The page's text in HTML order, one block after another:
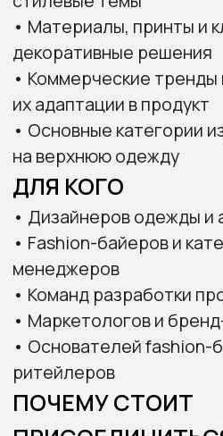
тренды в решения для своего
• Сможете применять сезонные
при формировании коллекции
• Получите тренд-буклет с
референсами и аналитикой
СПИКЕРЫ: